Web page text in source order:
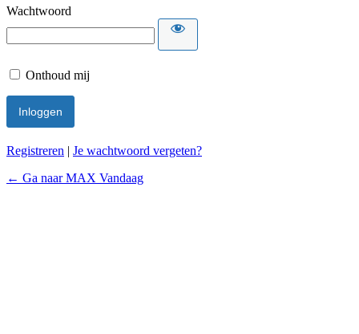
Wachtwoord
Onthoud mij
Registreren | Je wachtwoord vergeten?
← Ga naar MAX Vandaag